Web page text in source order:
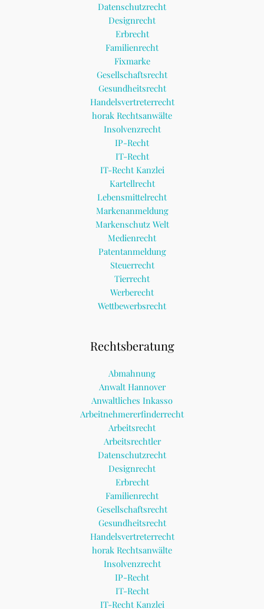
Datenschutzrecht
Designrecht
Erbrecht
Familienrecht
Fixmarke
Gesellschaftsrecht
Gesundheitsrecht
Handelsvertreterrecht
horak Rechtsanwälte
Insolvenzrecht
IP-Recht
IT-Recht
IT-Recht Kanzlei
Kartellrecht
Lebensmittelrecht
Markenanmeldung
Markenschutz Welt
Medienrecht
Patentanmeldung
Steuerrecht
Tierrecht
Werberecht
Wettbewerbsrecht
Rechtsberatung
Abmahnung
Anwalt Hannover
Anwaltliches Inkasso
Arbeitnehmererfinderrecht
Arbeitsrecht
Arbeitsrechtler
Datenschutzrecht
Designrecht
Erbrecht
Familienrecht
Gesellschaftsrecht
Gesundheitsrecht
Handelsvertreterrecht
horak Rechtsanwälte
Insolvenzrecht
IP-Recht
IT-Recht
IT-Recht Kanzlei